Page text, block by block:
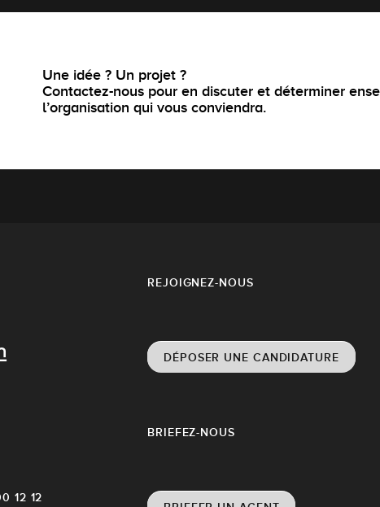
Une idée ? Un projet ?
Contactez-nous pour en discuter et déterminer
l’organisation qui vous conviendra.
REJOIGNEZ-NOUS
DÉPOSER UNE CANDIDATURE
12 12
BRIEFEZ-NOUS